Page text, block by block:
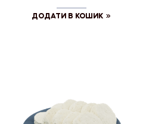
ДОДАТИ В КОШИК